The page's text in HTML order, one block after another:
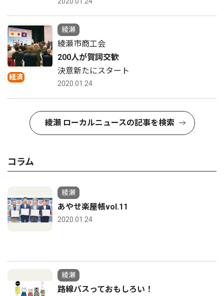
経済
綾瀬
綾瀬市商工会
200人が賀詞交歓
決意新たにスタート
2020.01.24
綾瀬 ローカルニュースの記事を検索
コラム
綾瀬
あやせ楽屋帳vol.11
2020.01.24
綾瀬
路線バスっておもしろい！